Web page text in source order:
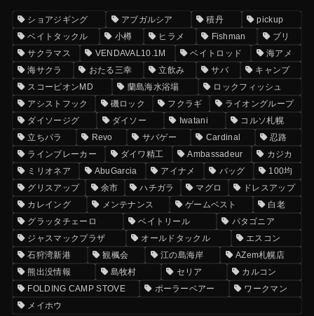
ショアジギング アブガルシア 積丹
pickup
ベイトタックル
小樽 ヒラメ Fishman
ブリ
サクラマス
VENDAVAL10.1M ベイトロッド
海アメ
海サクラ
おたる三幸 立飲み サバ
キャンプ
スコーピオンMD
蘭島海水浴場
ロックフィッシュ
アシストフック
磯ロック フクラギ
ライオングループ
ダイソージグ
ダイソー Iwatani
コルソ札幌
立ちパラ
Revo サバゲー Cardinal
忍路
ラインブレーカー
ダイワ精工 Ambassadeur
カジカ
ミリオネア
AbuGarcia アイナメ バッグ
100均
グリスアップ
余市 ハチガラ マグロ
ドレスアップ
カレイング
メンテナンス ゲームベスト
白老
グラッタチェーロ
ベイトリール
パタゴニア
ジャスマックプラザ
オールドタックル
エスコン
石狩湾新港
観楓会 江の島海岸
AZem札幌店
熊出没情報
島牧村 セリア
カルコン
FOLDING CAMP STOVE
ポーラーベアー
ワークマン
メイホウ